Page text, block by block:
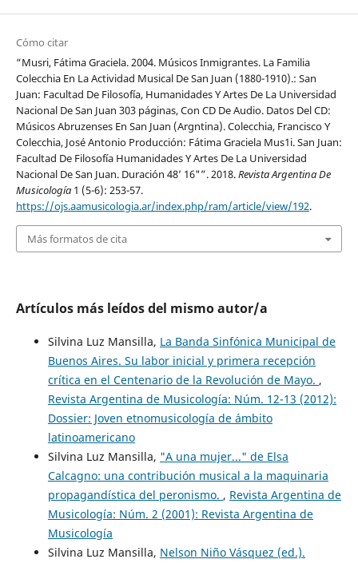
Cómo citar
“Musri, Fátima Graciela. 2004. Músicos Inmigrantes. La Familia
Colecchia En La Actividad Musical De San Juan (1880-1910).: San
Juan: Facultad De Filosofía, Humanidades Y Artes De La Universidad
Nacional De San Juan 303 páginas, Con CD De Audio. Datos Del CD:
Músicos Abruzenses En San Juan (Argntina). Colecchia, Francisco Y
Colecchia, José Antonio Producción: Fátima Graciela Mus1i. San Juan:
Facultad De Filosofía Humanidades Y Artes De La Universidad
Nacional De San Juan. Duración 48’ 16"”. 2018.Revista Argentina De
Musicología1 (5-6): 253-57.
https://ojs.aamusicologia.ar/index.php/ram/article/view/192.
Más formatos de cita
Artículos más leídos del mismo autor/a
Silvina Luz Mansilla, La Banda Sinfónica Municipal de
Buenos Aires. Su labor inicial y primera recepción
crítica en el Centenario de la Revolución de Mayo. ,
Revista Argentina de Musicología: Núm. 12-13 (2012):
Dossier: Joven etnomusicología de ámbito
latinoamericano
Silvina Luz Mansilla, "A una mujer..." de Elsa
Calcagno: una contribución musical a la maquinaria
propagandística del peronismo. , Revista Argentina de
Musicología: Núm. 2 (2001): Revista Argentina de
Musicología
Silvina Luz Mansilla, Nelson Niño Vásquez (ed.).